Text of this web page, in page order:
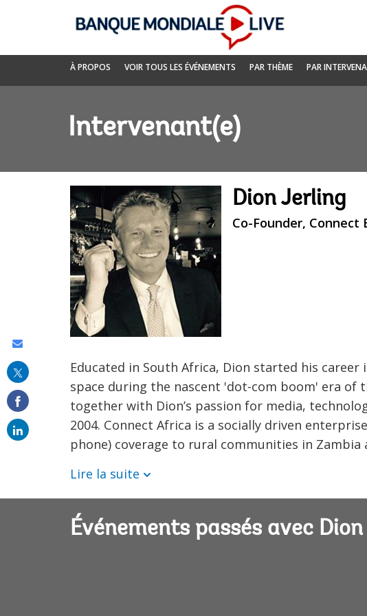
Navigation
Banque
mondiale
À PROPOS VOIR TOUS LES ÉVÉNEMENTS PAR THÈME PAR
Intervenant(e)
Dion Jerling
Co-Founder, Connect
Educated in South Africa, Dion started his
space during the nascent 'dot-com boom' era of
together with Dion’s passion for media,
2004. Connect Africa is a socially driven
phone) coverage to rural communities in Zambia
Lire la suite
Événements passés avec
this
email